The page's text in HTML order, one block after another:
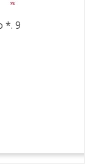
*. 9